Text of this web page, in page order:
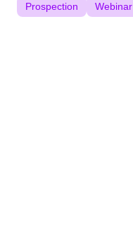
Prospection Webinar